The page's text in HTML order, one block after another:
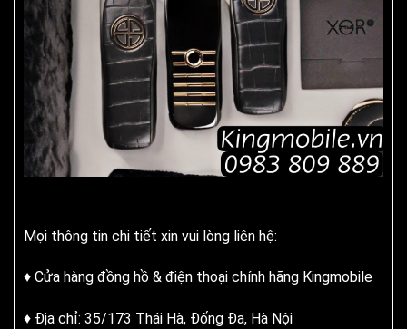
Mọi thông tin chi tiết xin vui lòng liên hệ:
♦ Cửa hàng đồng hồ & điện thoại chính hãng Kingmobile
♦ Địa chỉ: 35/173 Thái Hà, Đống Đa, Hà Nội